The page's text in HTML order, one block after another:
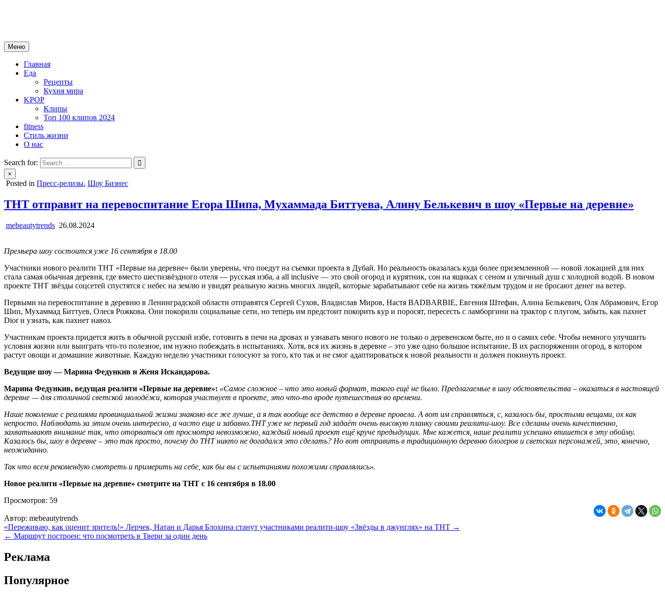
Меню
Главная
Еда
Рецепты
Кухня мира
KPOP
Клипы
Топ 100 клипов 2024
fitness
Стиль жизни
О нас
Search for:
×
Posted in Пресс-релизы, Шоу Бизнес
ТНТ отправит на перевоспитание Егора Шипа, Мухаммада Биттуева, Алину Белькевич в шоу «Первые на деревне»
mebeautytrends 26.08.2024
Премьера шоу состоится уже 16 сентября в 18.00
Участники нового реалити ТНТ «Первые на деревне» были уверены, что поедут на съемки проекта в Дубай. Но реальность оказалась куда более приземленной — новой локацией для них
стала самая обычная деревня, где вместо шестизвёздного отеля — русская изба, а all inclusive — это свой огород и курятник, сон на ящиках с сеном и уличный душ с холодной водой. В новом
проекте ТНТ звёзды соцсетей спустятся с небес на землю и увидят реальную жизнь многих людей, которые зарабатывают себе на жизнь тяжёлым трудом и не бросают денег на ветер.
Первыми на перевоспитание в деревню в Ленинградской области отправятся Сергей Сухов, Владислав Миров, Настя BADBARBIE, Евгения Штефан, Алина Белькевич, Оля Абрамович, Егор
Шип, Мухаммад Биттуев, Олеся Рожкова. Они покорили социальные сети, но теперь им предстоит покорить кур и поросят, пересесть с ламборгини на трактор с плугом, забыть, как пахнет
Dior и узнать, как пахнет навоз.
Участникам проекта придется жить в обычной русской избе, готовить в печи на дровах и узнавать много нового не только о деревенском быте, но и о самих себе. Чтобы немного улучшить
условия жизни или выиграть что-то полезное, им нужно побеждать в испытаниях. Хотя, вся их жизнь в деревне – это уже одно большое испытание. В их распоряжении огород, в котором
растут овощи и домашние животные. Каждую неделю участники голосуют за того, кто так и не смог адаптироваться к новой реальности и должен покинуть проект.
Ведущие шоу — Марина Федункив и Женя Искандарова.
Марина Федункив, ведущая реалити «Первые на деревне»: «Самое сложное – что это новый формат, такого ещё не было. Предлагаемые в шоу обстоятельства – оказаться в настоящей
деревне — для столичной светской молодёжи, которая участвует в проекте, это что-то вроде путешествия во времени.
Наше поколение с реалиями провинциальной жизни знакомо все же лучше, а я так вообще все детство в деревне провела. А вот им справляться, с, казалось бы, простыми вещами, ох как
непросто. Наблюдать за этим очень интересно, а часто еще и забавно.ТНТ уже не первый год задаёт очень высокую планку своими реалити-шоу. Все сделаны очень качественно,
захватывают внимание так, что оторваться от просмотра невозможно, каждый новый проект ещё круче предыдущих. Мне кажется, наше реалити успешно впишется в эту обойму.
Казалось бы, шоу в деревне – это так просто, почему до ТНТ никто не догадался это сделать? Но вот отправить в традиционную деревню блогеров и светских персонажей, это, конечно,
неожиданно.
Так что всем рекомендую смотреть и примерить на себе, как бы вы с испытаниями похожими справлялись».
Новое реалити «Первые на деревне» смотрите на ТНТ с 16 сентября в 18.00
Просмотров: 59
Автор: mebeautytrends
Навигация
по
записям
«Переживаю, как оценит зритель!» Лерчек, Натан и Дарья Блохина станут участниками реалити-шоу «Звёзды в джунглях» на ТНТ →
← Маршрут построен: что посмотреть в Твери за один день
Реклама
Популярное